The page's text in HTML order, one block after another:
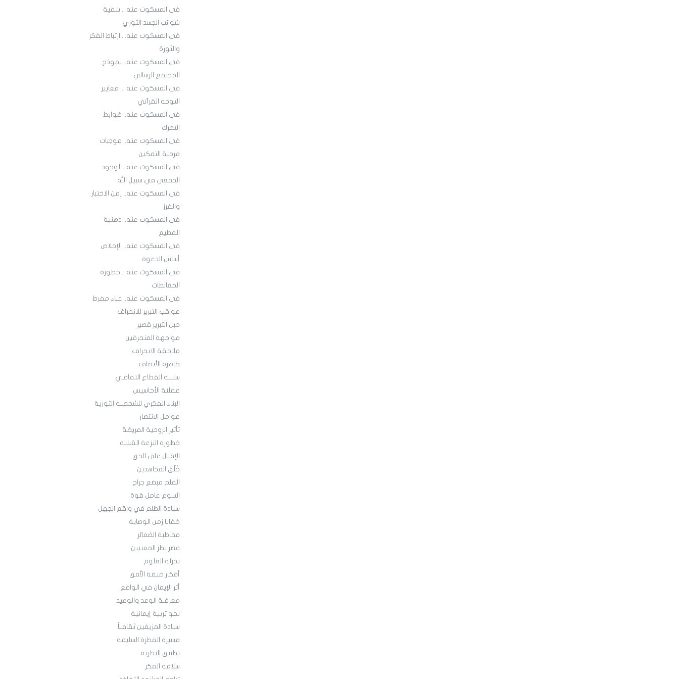
في المسكوت عنه .. تنقية
شوائب الجسد الثوري
في المسكوت عنه... ارتباط الفكر
والثورة
في المسكوت عنه.. نموذج
المجتمع الرسالي
في المسكوت عنه ... معايير
التوجه القرآني
في المسكوت عنه.. ضوابط
التحرك
في المسكوت عنه.. موجبات
مرحلة التمكين
في المسكوت عنه.. الوجود
الجمعي في سبيل الله
في المسكوت عنه.. زمن الاختبار
والفرز
في المسكوت عنه.. ذهنية
القطيع
في المسكوت عنه.. الإخلاص
أساس الدعوة
في المسكوت عنه .. خطورة
المغالطات
في المسكوت عنه.. غباء مفرط
عواقب التبرير للانحراف
حبل التبرير قصير
مواجهة المنحرفين
ملاحقة الانحراف
ظاهرة الأنصاف
سلبية القطاع الثقافـي
عقلنة الأحاسيس
البناء الفكري للشخصية الثورية
عوامل الانتصار
تأثير الروحية المريضة
خطورة النزعة القبلية
الإقبال على الحق
خُلُق المجاهدين
القلم مبضع جراح
التنوع عامل قوة
سيادة الظلم في واقع الجهل
خفايا زمن الوصاية
مخاطبة الضمائر
قصر نظر المعنيين
تجزئة العلوم
أفكار ضيقة الأفق
أثر الإيمان في الواقع
معرفـة الوعد والوعيد
نحو تربية إيمانية
سيادة المزيفين ثقافياً
مسيرة الفطرة السليمة
تطبيق النظرية
سلامة الفكر